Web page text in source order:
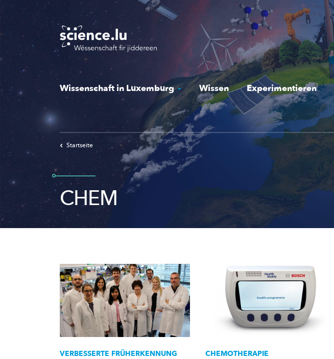
Skip
to
main
content
Wissenschaft in Luxemburg Wissen Experimentieren
Startseite
CHEM
VERBESSERTE FRÜHERKENNUNG CHEMOTHERAPIE